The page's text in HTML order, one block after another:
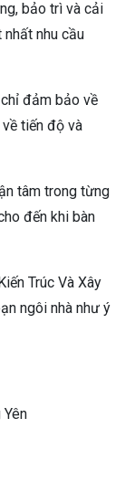
bảo trì và cải
nhu cầu
đảm bảo về
tiến độ và
tâm trong từng
đến khi bàn
Trúc Và Xây
ngôi nhà như ý